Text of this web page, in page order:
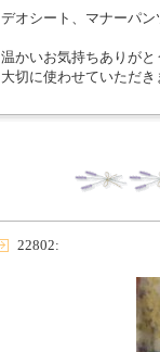
デオシート、マナーパン
温かいお気持ちありがと
大切に使わせていただき
22802: